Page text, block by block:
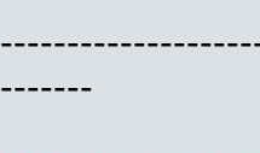
-------